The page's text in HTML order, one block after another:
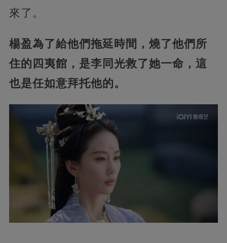
來了。
楊盈為了給他們拖延時間，燒了他們所
住的四夷館，是李同光救了她一命，這
也是任如意拜托他的。